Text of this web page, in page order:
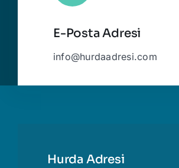
E-Posta Adresi
info@hurdaadresi.com
Hurda Adresi